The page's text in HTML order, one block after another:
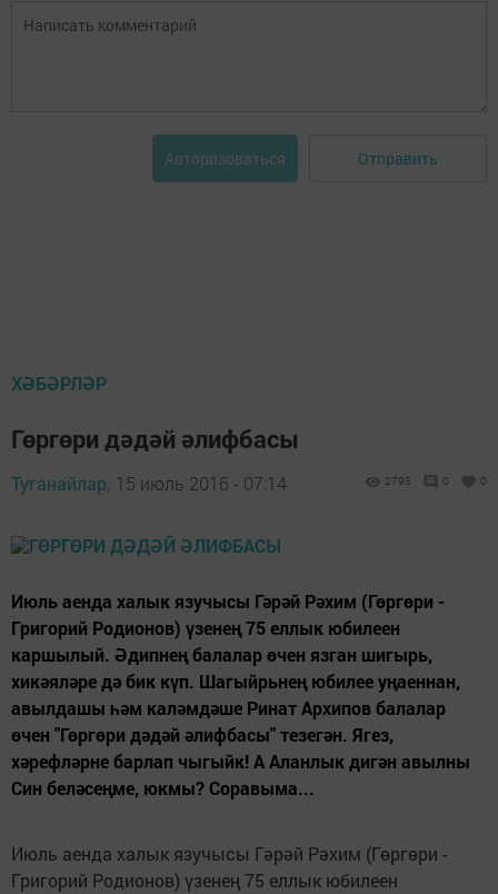
Авторизоваться Отправить
ХӘБӘРЛӘР
Гөргөри дәдәй әлифбасы
Туганайлар, 15 июль 2016 - 07:14 2793 0 0
Июль аенда халык язучысы Гәрәй Рәхим (Гөргөри -
Григорий Родионов) үзенең 75 еллык юбилеен
каршылый. Әдипнең балалар өчен язган шигырь,
хикәяләре дә бик күп. Шагыйрьнең юбилее уңаеннан,
авылдашы һәм каләмдәше Ринат Архипов балалар
өчен "Гөргөри дәдәй әлифбасы" тезегән. Ягез,
хәрефләрне барлап чыгыйк! А Аланлык дигән авылны
Син беләсеңме, юкмы? Соравыма...
Июль аенда халык язучысы Гәрәй Рәхим (Гөргөри -
Григорий Родионов) үзенең 75 еллык юбилеен